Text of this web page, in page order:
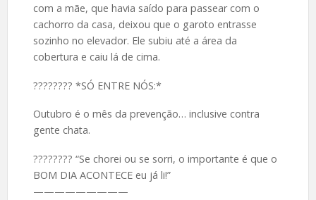
com a mãe, que havia saído para passear com o
cachorro da casa, deixou que o garoto entrasse
sozinho no elevador. Ele subiu até a área da
cobertura e caiu lá de cima.
????️???? *SÓ ENTRE NÓS:*
Outubro é o mês da prevenção… inclusive contra
gente chata.
????️???? “Se chorei ou se sorri, o importante é que o
BOM DIA ACONTECE eu já li!”
—————————